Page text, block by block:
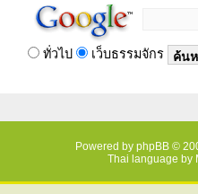
ทั่วไป เว็บธรรมจักร
Powered by phpBB ©
Thai language by